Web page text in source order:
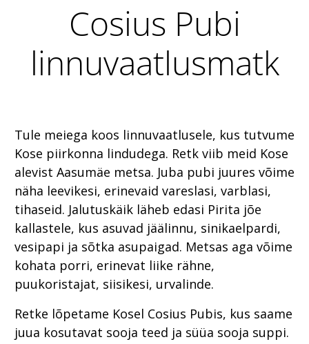
Cosius Pubi
linnuvaatlusmatk
Tule meiega koos linnuvaatlusele, kus tutvume
Kose piirkonna lindudega. Retk viib meid Kose
alevist Aasumäe metsa. Juba pubi juures võime
näha leevikesi, erinevaid vareslasi, varblasi,
tihaseid. Jalutuskäik läheb edasi Pirita jõe
kallastele, kus asuvad jäälinnu, sinikaelpardi,
vesipapi ja sõtka asupaigad. Metsas aga võime
kohata porri, erinevat liike rähne,
puukoristajat, siisikesi, urvalinde.
Retke lõpetame Kosel Cosius Pubis, kus saame
juua kosutavat sooja teed ja süüa sooja suppi.